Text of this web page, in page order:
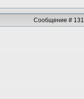
Сообщение # 131